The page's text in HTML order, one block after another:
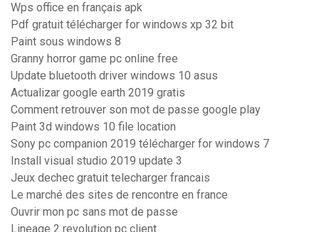
Wps office en français apk
Pdf gratuit télécharger for windows xp 32 bit
Paint sous windows 8
Granny horror game pc online free
Update bluetooth driver windows 10 asus
Actualizar google earth 2019 gratis
Comment retrouver son mot de passe google play
Paint 3d windows 10 file location
Sony pc companion 2019 télécharger for windows 7
Install visual studio 2019 update 3
Jeux dechec gratuit telecharger francais
Le marché des sites de rencontre en france
Ouvrir mon pc sans mot de passe
Lineage 2 revolution pc client